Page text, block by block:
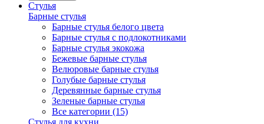
Стулья
Барные стулья
Барные стулья белого цвета
Барные стулья с подлокотниками
Барные стулья экокожа
Бежевые барные стулья
Велюровые барные стулья
Голубые барные стулья
Деревянные барные стулья
Зеленые барные стулья
Все категории (15)
Стулья для кухни